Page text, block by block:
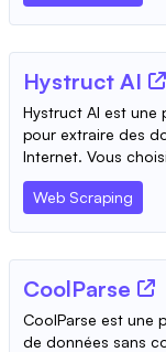
Hystruct AI
Hystruct AI est une
pour extraire des
Internet. Vous
Web Scraping
CoolParse
CoolParse est une
de données sans